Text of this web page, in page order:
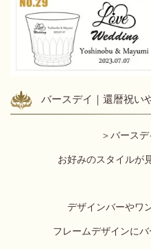
バースデイ｜還暦祝い
＞バース
お好みのスタイルが
デザインバーやワ
フレームデザインにバ